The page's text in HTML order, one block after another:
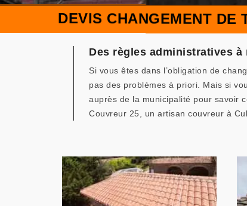
DEVIS CHANGEMENT DE
Des règles administratives
Si vous êtes dans l’obligation de
pas des problèmes à priori. Mais si
auprès de la municipalité pour savoir
Couvreur 25, un artisan couvreur à